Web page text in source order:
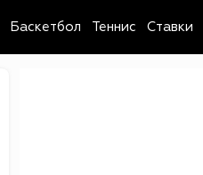
Баскетбол Теннис Ставки